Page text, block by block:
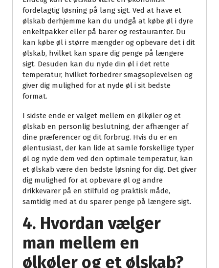
fordelagtig løsning på lang sigt. Ved at have et
ølskab derhjemme kan du undgå at købe øl i dyre
enkeltpakker eller på barer og restauranter. Du
kan købe øl i større mængder og opbevare det i dit
ølskab, hvilket kan spare dig penge på længere
sigt. Desuden kan du nyde din øl i det rette
temperatur, hvilket forbedrer smagsoplevelsen og
giver dig mulighed for at nyde øl i sit bedste
format.
I sidste ende er valget mellem en ølkøler og et
ølskab en personlig beslutning, der afhænger af
dine præferencer og dit forbrug. Hvis du er en
ølentusiast, der kan lide at samle forskellige typer
øl og nyde dem ved den optimale temperatur, kan
et ølskab være den bedste løsning for dig. Det giver
dig mulighed for at opbevare øl og andre
drikkevarer på en stilfuld og praktisk måde,
samtidig med at du sparer penge på længere sigt.
4. Hvordan vælger
man mellem en
ølkøler og et ølskab?